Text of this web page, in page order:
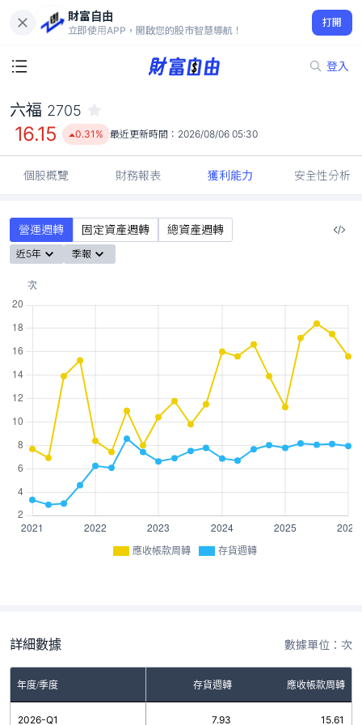
財富自由
立即使用APP，開啟您的股市智慧導航！
打開
登入
16.15
0.31%
六福 2705
16.15 0.31% 最近更新時間： 2026/08/06 05:30
個股概覽 財務報表 獲利能力 安全性分析
營運週轉 固定資產週轉 總資產週轉
近5年 季報
應收帳款周轉 存貨週轉
詳細數據 數據單位：次
年度/季度 存貨週轉 應收帳款周轉
2026-Q1 7.93 15.61